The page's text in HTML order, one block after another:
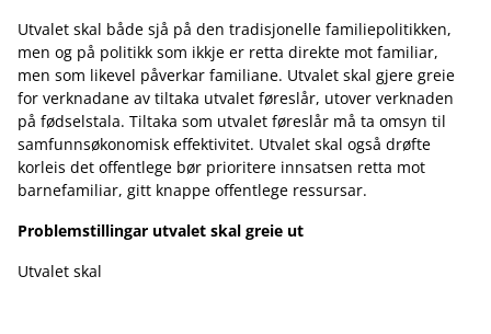
Utvalet skal både sjå på den tradisjonelle familiepolitikken,
men og på politikk som ikkje er retta direkte mot familiar,
men som likevel påverkar familiane. Utvalet skal gjere greie
for verknadane av tiltaka utvalet føreslår, utover verknaden
på fødselstala. Tiltaka som utvalet føreslår må ta omsyn til
samfunnsøkonomisk effektivitet. Utvalet skal også drøfte
korleis det offentlege bør prioritere innsatsen retta mot
barnefamiliar, gitt knappe offentlege ressursar.
Problemstillingar utvalet skal greie ut
Utvalet skal